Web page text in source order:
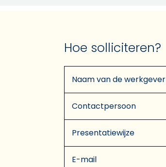
Hoe solliciteren?
Naam van de werkgever
Contactpersoon
Presentatiewijze
E-mail